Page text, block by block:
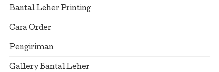
Bantal Leher Printing
Cara Order
Pengiriman
Gallery Bantal Leher